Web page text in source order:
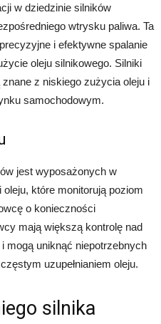
w dziedzinie silników
wtrysku paliwa. Ta
i efektywne spalanie
oleju silnikowego. Silniki
z niskiego zużycia oleju i
samochodowym.
jest wyposażonych w
które monitorują poziom
o konieczności
mają większą kontrolę nad
mogą uniknąć niepotrzebnych
uzupełnianiem oleju.
silnika